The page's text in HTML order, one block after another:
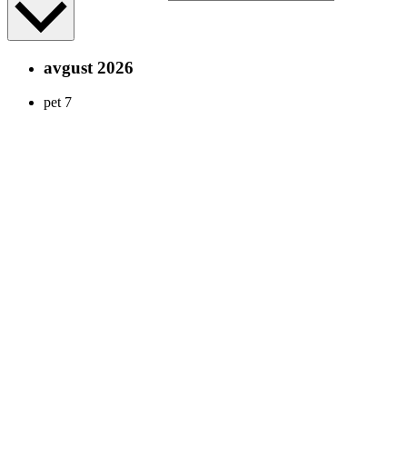
avgust 2026
pet 7